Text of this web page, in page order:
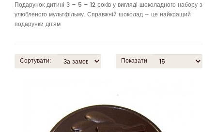
Подарунок дитині 3 – 5 – 12 років у вигляді шоколадного набору з
улюбленого мультфільму. Справжній шоколад – це найкращий
подарунки дітям
Сортувати: Показати